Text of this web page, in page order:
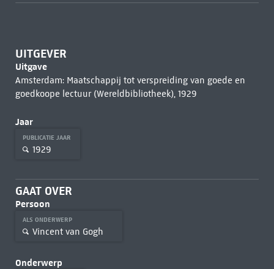
UITGEVER
Uitgave
Amsterdam: Maatschappij tot verspreiding van goede en
goedkoope lectuur (Wereldbibliotheek), 1929
Jaar
PUBLICATIE JAAR
1929
GAAT OVER
Persoon
ALS ONDERWERP
Vincent van Gogh
Onderwerp